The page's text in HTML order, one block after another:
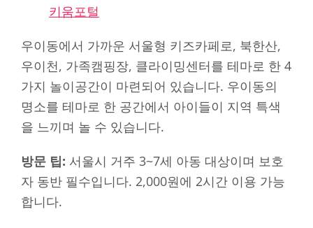
키움포털
우이동에서 가까운 서울형 키즈카페로, 북한산,
우이천, 가족캠핑장, 클라이밍센터를 테마로 한 4
가지 놀이공간이 마련되어 있습니다. 우이동의
명소를 테마로 한 공간에서 아이들이 지역 특색
을 느끼며 놀 수 있습니다.
방문 팁: 서울시 거주 3~7세 아동 대상이며 보호
자 동반 필수입니다. 2,000원에 2시간 이용 가능
합니다.